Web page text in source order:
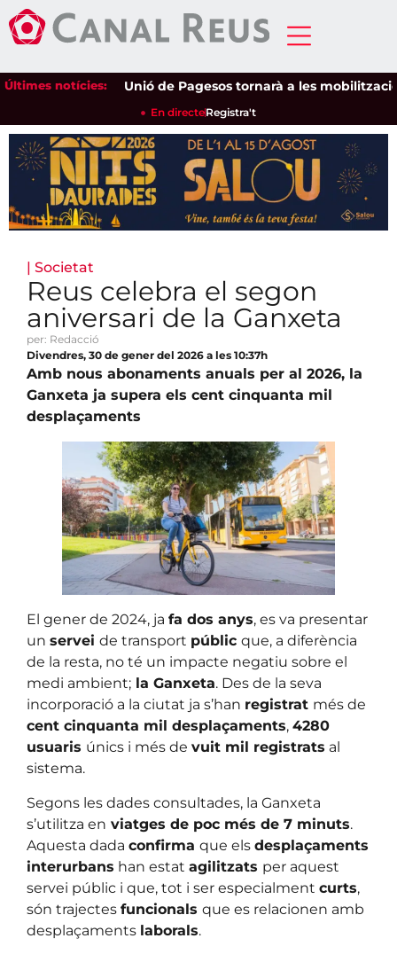
Últimes notícies:Unió de Pagesos tornarà a les mobilitzacions
En directeRegistra't
| Societat
Reus celebra el segon
aniversari de la Ganxeta
per: Redacció
Divendres, 30 de gener del 2026 a les 10:37h
Amb nous abonaments anuals per al 2026, la
Ganxeta ja supera els cent cinquanta mil
desplaçaments
El gener de 2024, ja fa dos anys, es va presentar
un servei de transport públic que, a diferència
de la resta, no té un impacte negatiu sobre el
medi ambient; la Ganxeta. Des de la seva
incorporació a la ciutat ja s’han registrat més de
cent cinquanta mil desplaçaments, 4280
usuaris únics i més de vuit mil registrats al
sistema.
Segons les dades consultades, la Ganxeta
s’utilitza en viatges de poc més de 7 minuts.
Aquesta dada confirma que els desplaçaments
interurbans han estat agilitzats per aquest
servei públic i que, tot i ser especialment curts,
són trajectes funcionals que es relacionen amb
desplaçaments laborals.